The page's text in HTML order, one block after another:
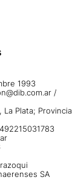
1993
/
Plata; Provincia
SA